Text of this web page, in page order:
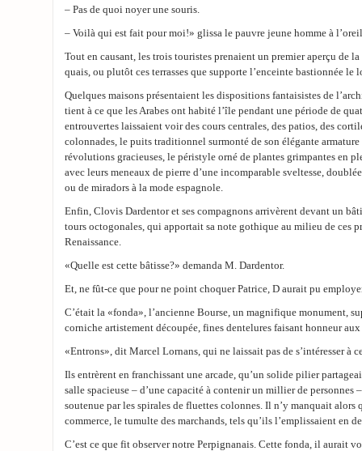
– Pas de quoi noyer une souris.
– Voilà qui est fait pour moi!» glissa le pauvre jeune homme à
Tout en causant, les trois touristes prenaient un premier aperçu de
quais, ou plutôt ces terrasses que supporte l’enceinte bastionnée le
Quelques maisons présentaient les dispositions fantaisistes de
tient à ce que les Arabes ont habité l’île pendant une période de
entrouvertes laissaient voir des cours centrales, des patios, des
colonnades, le puits traditionnel surmonté de son élégante armature
révolutions gracieuses, le péristyle orné de plantes grimpantes en
avec leurs meneaux de pierre d’une incomparable sveltesse,
ou de miradors à la mode espagnole.
Enfin, Clovis Dardentor et ses compagnons arrivèrent devant un
tours octogonales, qui apportait sa note gothique au milieu de ces
Renaissance.
«Quelle est cette bâtisse?» demanda M. Dardentor.
Et, ne fût-ce que pour ne point choquer Patrice, D aurait pu
C’était la «fonda», l’ancienne Bourse, un magnifique monument,
corniche artistement découpée, fines dentelures faisant honneur
«Entrons», dit Marcel Lornans, qui ne laissait pas de s’intéresser à
Ils entrèrent en franchissant une arcade, qu’un solide pilier
salle spacieuse – d’une capacité à contenir un millier de personnes
soutenue par les spirales de fluettes colonnes. Il n’y manquait alors
commerce, le tumulte des marchands, tels qu’ils l’emplissaient en
C’est ce que fit observer notre Perpignanais. Cette fonda, il aurait